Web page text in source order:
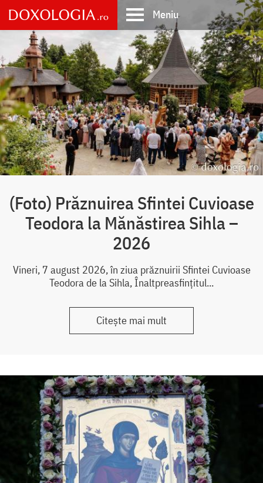
Skip
to
main
content
Meniu
navigation
(Foto) Prăznuirea Sfintei Cuvioase
Teodora la Mănăstirea Sihla –
2026
Vineri, 7 august 2026, în ziua prăznuirii Sfintei Cuvioase
Teodora de la Sihla, Înaltpreasfințitul...
Citește mai mult